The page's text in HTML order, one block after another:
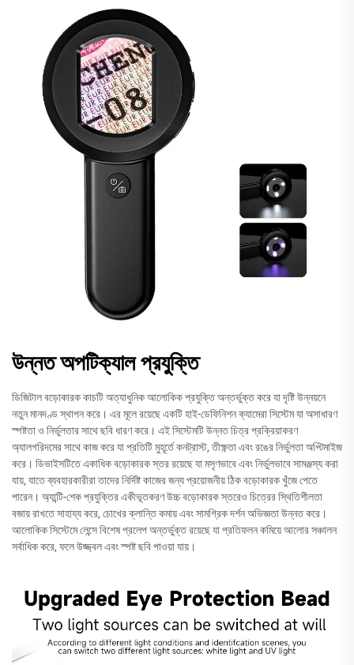
উন্নত অপটিক্যাল প্রযুক্তি
ডিজিটাল বড়োকারক কাচটি অত্যাধুনিক আলোকিক প্রযুক্তি অন্তর্ভুক্ত করে যা দৃষ্টি উন্নয়নে
নতুন মানদণ্ড স্থাপন করে। এর মূলে রয়েছে একটি হাই-ডেফিনিশন ক্যামেরা সিস্টেম যা অসাধারণ
স্পষ্টতা ও নির্ভুলতার সাথে ছবি ধারণ করে। এই সিস্টেমটি উন্নত চিত্র প্রক্রিয়াকরণ
অ্যালগরিদমের সাথে কাজ করে যা প্রতিটি মুহূর্তে কনট্রাস্ট, তীক্ষ্ণতা এবং রঙের নির্ভুলতা অপ্টিমাইজ
করে। ডিভাইসটিতে একাধিক বড়োকারক স্তর রয়েছে যা মসৃণভাবে এবং নির্ভুলভাবে সামঞ্জস্য করা
যায়, যাতে ব্যবহারকারীরা তাদের নির্দিষ্ট কাজের জন্য প্রয়োজনীয় ঠিক বড়োকারক খুঁজে পেতে
পারেন। অ্যান্টি-শেক প্রযুক্তির একীভূতকরণ উচ্চ বড়োকারক স্তরেও চিত্রের স্থিতিশীলতা
বজায় রাখতে সাহায্য করে, চোখের ক্লান্তি কমায় এবং সামগ্রিক দর্শন অভিজ্ঞতা উন্নত করে।
আলোকিক সিস্টেমে লেন্সে বিশেষ প্রলেপ অন্তর্ভুক্ত রয়েছে যা প্রতিফলন কমিয়ে আলোর সঞ্চালন
সর্বাধিক করে, ফলে উজ্জ্বল এবং স্পষ্ট ছবি পাওয়া যায়।